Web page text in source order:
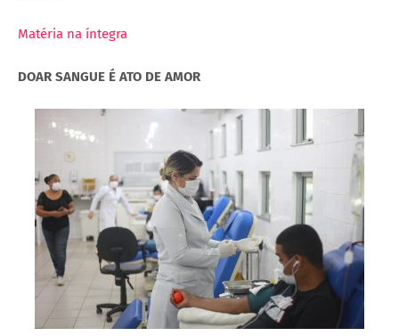
Matéria na íntegra
DOAR SANGUE É ATO DE AMOR